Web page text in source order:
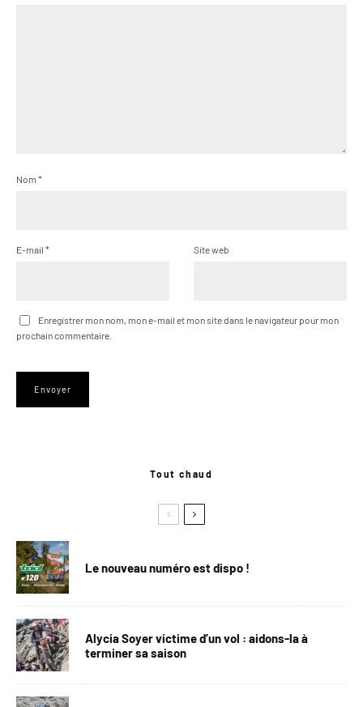
Nom *
E-mail * Site web
Enregistrer mon nom, mon e-mail et mon site dans le navigateur pour mon
prochain commentaire.
Tout chaud
Le nouveau numéro est dispo !
Alycia Soyer victime d’un vol : aidons-la à
terminer sa saison